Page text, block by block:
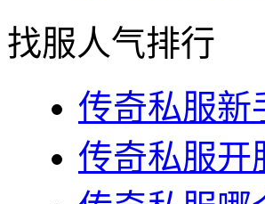
找服人气排行
传奇私服新
传奇私服开